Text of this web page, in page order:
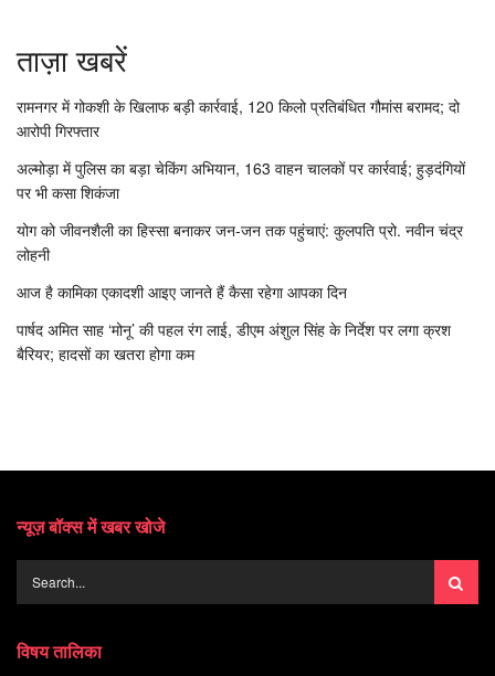
ताज़ा खबरें
रामनगर में गोकशी के खिलाफ बड़ी कार्रवाई, 120 किलो प्रतिबंधित गौमांस बरामद; दो
आरोपी गिरफ्तार
अल्मोड़ा में पुलिस का बड़ा चेकिंग अभियान, 163 वाहन चालकों पर कार्रवाई; हुड़दंगियों
पर भी कसा शिकंजा
योग को जीवनशैली का हिस्सा बनाकर जन-जन तक पहुंचाएं: कुलपति प्रो. नवीन चंद्र
लोहनी
आज है कामिका एकादशी आइए जानते हैं कैसा रहेगा आपका दिन
पार्षद अमित साह ‘मोनू’ की पहल रंग लाई, डीएम अंशुल सिंह के निर्देश पर लगा क्रश
बैरियर; हादसों का खतरा होगा कम
न्यूज़ बॉक्स में खबर खोजे
विषय तालिका